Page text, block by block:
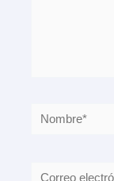
Nombre*
Correo